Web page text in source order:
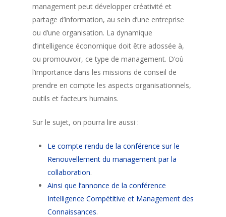
management peut développer créativité et
partage d’information, au sein d’une entreprise
ou d’une organisation. La dynamique
d’intelligence économique doit être adossée à,
ou promouvoir, ce type de management. D’où
l’importance dans les missions de conseil de
prendre en compte les aspects organisationnels,
outils et facteurs humains.
Sur le sujet, on pourra lire aussi :
Le compte rendu de la conférence sur le
Renouvellement du management par la
collaboration.
Ainsi que l’annonce de la conférence
Intelligence Compétitive et Management des
Connaissances.